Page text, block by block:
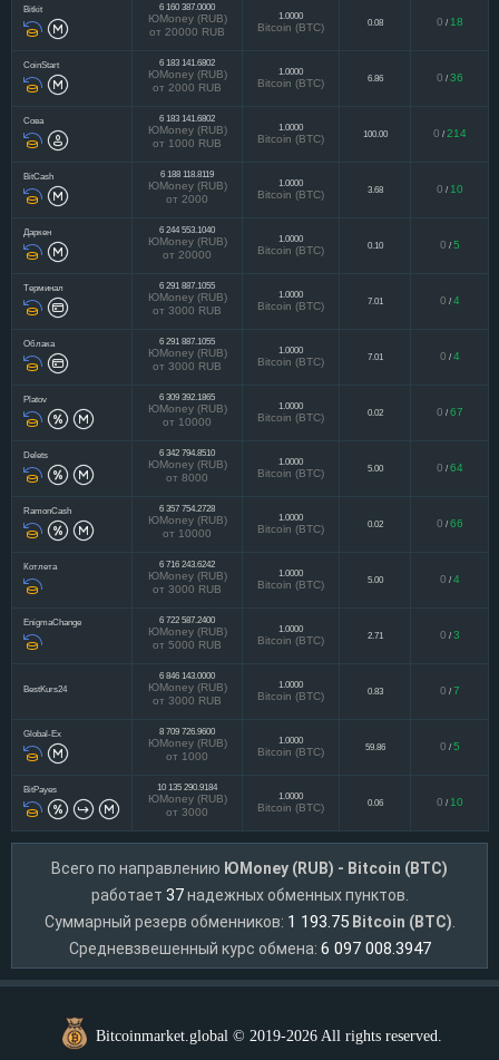
Bitkit 6 160 387.0000
ЮMoney (RUB)
от 20000 RUB
1.0000
Bitcoin (BTC) 0.08 0 / 18
CoinStart 6 183 141.6802
ЮMoney (RUB)
от 2000 RUB
1.0000
Bitcoin (BTC) 6.86 0 / 36
Сова 6 183 141.6802
ЮMoney (RUB)
от 1000 RUB
1.0000
Bitcoin (BTC) 100.00 0 / 214
BitCash 6 188 118.8119
ЮMoney (RUB)
от 2000
1.0000
Bitcoin (BTC) 3.68 0 / 10
Даркен 6 244 553.1040
ЮMoney (RUB)
от 20000
1.0000
Bitcoin (BTC) 0.10 0 / 5
Терминал 6 291 887.1055
ЮMoney (RUB)
от 3000 RUB
1.0000
Bitcoin (BTC) 7.01 0 / 4
Облака 6 291 887.1055
ЮMoney (RUB)
от 3000 RUB
1.0000
Bitcoin (BTC) 7.01 0 / 4
Platov 6 309 392.1865
ЮMoney (RUB)
от 10000
1.0000
Bitcoin (BTC) 0.02 0 / 67
Delets 6 342 794.8510
ЮMoney (RUB)
от 8000
1.0000
Bitcoin (BTC) 5.00 0 / 64
RamonCash 6 357 754.2728
ЮMoney (RUB)
от 10000
1.0000
Bitcoin (BTC) 0.02 0 / 66
Котлета 6 716 243.6242
ЮMoney (RUB)
от 3000 RUB
1.0000
Bitcoin (BTC) 5.00 0 / 4
EnigmaChange 6 722 587.2400
ЮMoney (RUB)
от 5000 RUB
1.0000
Bitcoin (BTC) 2.71 0 / 3
BestKurs24
6 846 143.0000
ЮMoney (RUB)
от 3000 RUB
1.0000
Bitcoin (BTC) 0.83 0 / 7
Global-Ex 8 709 726.9600
ЮMoney (RUB)
от 1000
1.0000
Bitcoin (BTC) 59.86 0 / 5
BitPayes 10 135 290.9184
ЮMoney (RUB)
от 3000
1.0000
Bitcoin (BTC) 0.06 0 / 10
Всего по направлению ЮMoney (RUB) - Bitcoin (BTC)
работает 37надежных обменных пунктов.
Суммарный резерв обменников: 1 193.75 Bitcoin (BTC)
Средневзвешенный курс обмена: 6 097 008.3947
Bitcoinmarket.global © 2019-2026 All rights reserved.